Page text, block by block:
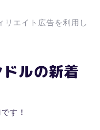
リエイト広告を利用し
ルの新着
す！